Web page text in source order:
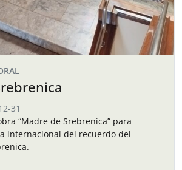
31
“Madre de Srebrenica” para
internacional del recuerdo del